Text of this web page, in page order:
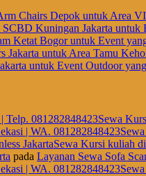
Chairs Depok untuk Area
Kuningan Jakarta untuk
Ketat Bogor untuk Event
untuk Area Tamu
untuk Event Outdoor
Telp. 081282848423Sewa
| WA.
JakartaSewa Kursi kuliah
pada Layanan Sewa Sofa
| WA.